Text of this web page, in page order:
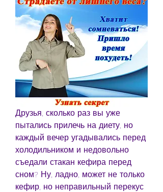
Друзья, сколько раз вы уже
пытались прилечь на диету, но
каждый вечер угадывались перед
холодильником и недовольно
съедали стакан кефира перед
сном? Ну, ладно, может не только
кефир, но неправильный перекус